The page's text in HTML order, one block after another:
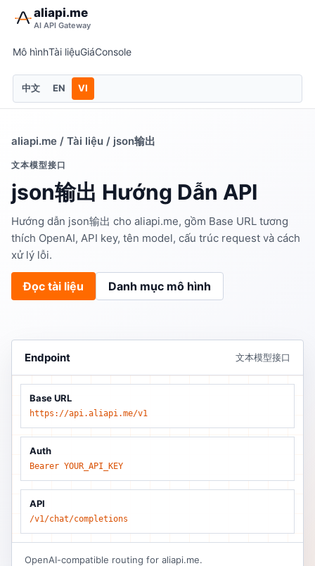
aliapi.me
AI API Gateway
Mô hìnhTài liệuGiáConsole
中文 EN VI
aliapi.me / Tài liệu / json输出
文本模型接口
json输出 Hướng Dẫn API
Hướng dẫn json输出 cho aliapi.me, gồm Base URL tương
thích OpenAI, API key, tên model, cấu trúc request và cách
xử lý lỗi.
Đọc tài liệu Danh mục mô hình
Endpoint 文本模型接口
Base URL
https://api.aliapi.me/v1
Auth
Bearer YOUR_API_KEY
API
/v1/chat/completions
OpenAI-compatible routing for aliapi.me.